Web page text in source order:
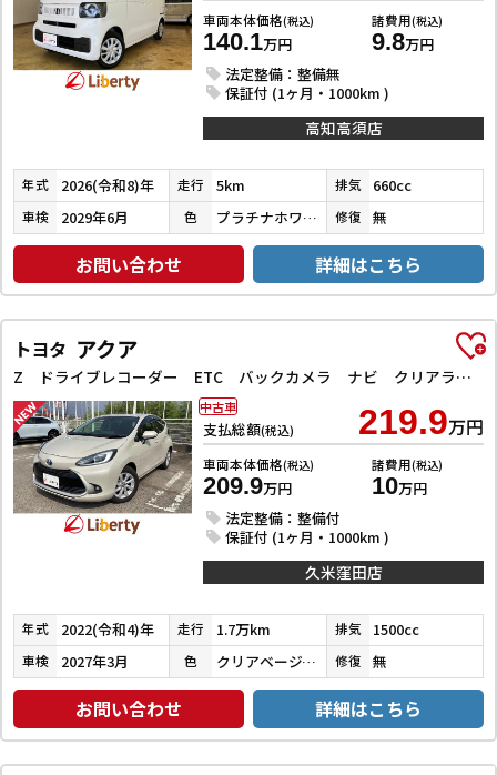
車両本体価格(税込)
140.1万円
諸費用(税込)
9.8万円
法定整備：整備無
保証付 (1ヶ月・1000km )
高知高須店
年式 2026(令和8)年 走行 5km 排気 660cc
車検 2029年6月 色 プラチナホワイトパール 修復 無
お問い合わせ 詳細はこちら
トヨタ アクア
Z ドライブレコーダー ETC バックカメラ ナビ クリアランスソナー オートクルーズコントロール レーンアシスト 衝突被害軽減システム アルミホイール LEDヘッドランプ スマートキー 電動格納ミラー
支払総額(税込) 219.9万円
車両本体価格(税込)
209.9万円
諸費用(税込)
10万円
法定整備：整備付
保証付 (1ヶ月・1000km )
中古車
久米窪田店
年式 2022(令和4)年 走行 1.7万km 排気 1500cc
車検 2027年3月 色 クリアベージュメタリック 修復 無
お問い合わせ 詳細はこちら